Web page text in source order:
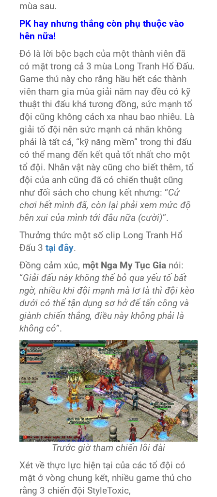
mùa sau.
PK hay nhưng thắng còn phụ thuộc vào
hên nữa!
Đó là lời bộc bạch của một thành viên đã
có mặt trong cả 3 mùa Long Tranh Hổ Đấu.
Game thủ này cho rằng hầu hết các thành
viên tham gia mùa giải năm nay đều có kỹ
thuật thi đấu khá tương đồng, sức mạnh tổ
đội cũng không cách xa nhau bao nhiêu. Là
giải tổ đội nên sức mạnh cá nhân không
phải là tất cả, “kỹ năng mềm” trong thi đấu
có thể mang đến kết quả tốt nhất cho một
tổ đội. Nhân vật này cũng cho biết thêm, tổ
đội của anh cũng đã có chiến thuật cũng
như đối sách cho chung kết nhưng: “Cứ
chơi hết mình đã, còn lại phải xem mức độ
hên xui của mình tới đâu nữa (cười)”.
Thưởng thức một số clip Long Tranh Hổ
Đấu 3tại đây.
Đồng cảm xúc, một Nga My Tục Gia nói:
“Giải đấu này không thể bỏ qua yếu tố bất
ngờ, nhiều khi đội mạnh mà lơ là thì đội kèo
dưới có thể tận dụng sơ hở để tấn công và
giành chiến thắng, điều này không phải là
không có”.
Trước giờ tham chiến lôi đài
Xét về thực lực hiện tại của các tổ đội có
mặt ở vòng chung kết, nhiều game thủ cho
rằng 3 chiến đội StyleToxic,